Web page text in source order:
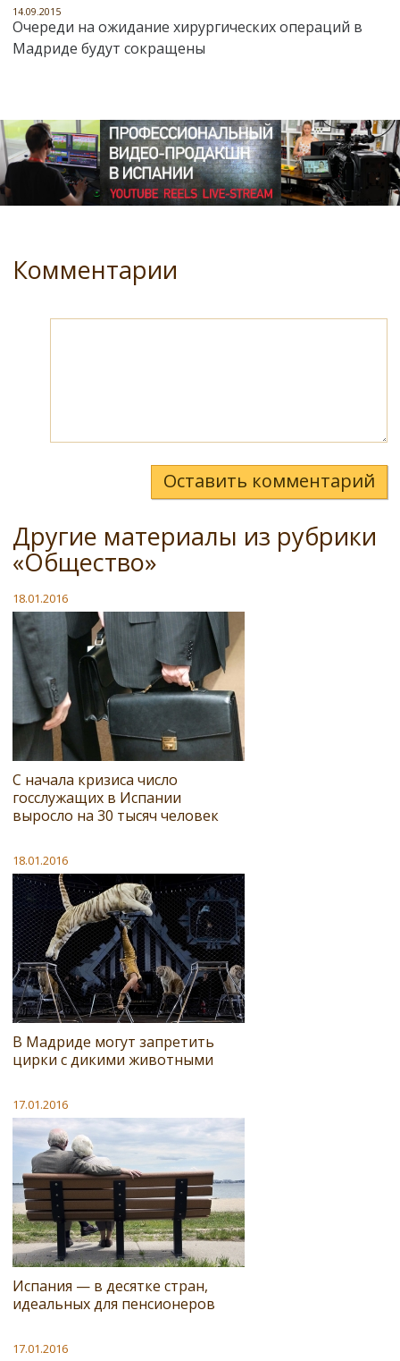
14.09.2015
Очереди на ожидание хирургических операций в
Мадриде будут сокращены
Комментарии
Оставить комментарий
Другие материалы из рубрики
«Общество»
18.01.2016
С начала кризиса число
госслужащих в Испании
выросло на 30 тысяч человек
18.01.2016
В Мадриде могут запретить
цирки с дикими животными
17.01.2016
Испания — в десятке стран,
идеальных для пенсионеров
17.01.2016